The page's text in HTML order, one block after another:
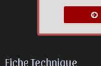
Fiche Technique